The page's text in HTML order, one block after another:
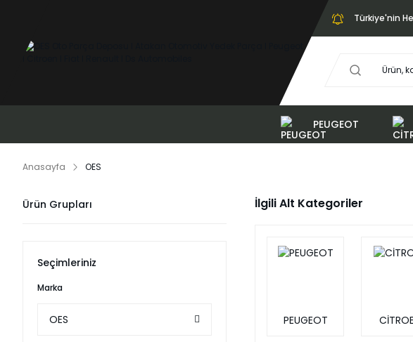
Türkiye'nin
PEUGEOT
Anasayfa OES
Ürün Grupları
Seçimleriniz
Marka
OES
İlgili Alt Kategoriler
PEUGEOT